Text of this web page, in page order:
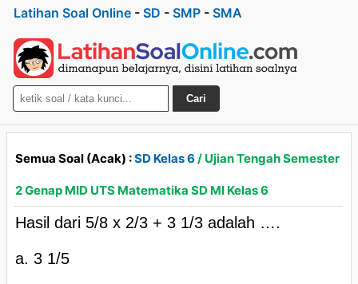
Latihan Soal Online - SD - SMP - SMA
Cari
Semua Soal (Acak) :SD Kelas 6 / Ujian Tengah Semester
2 Genap MID UTS Matematika SD MI Kelas 6
Hasil dari 5/8 x 2/3 + 3 1/3 adalah ….
a. 3 1/5